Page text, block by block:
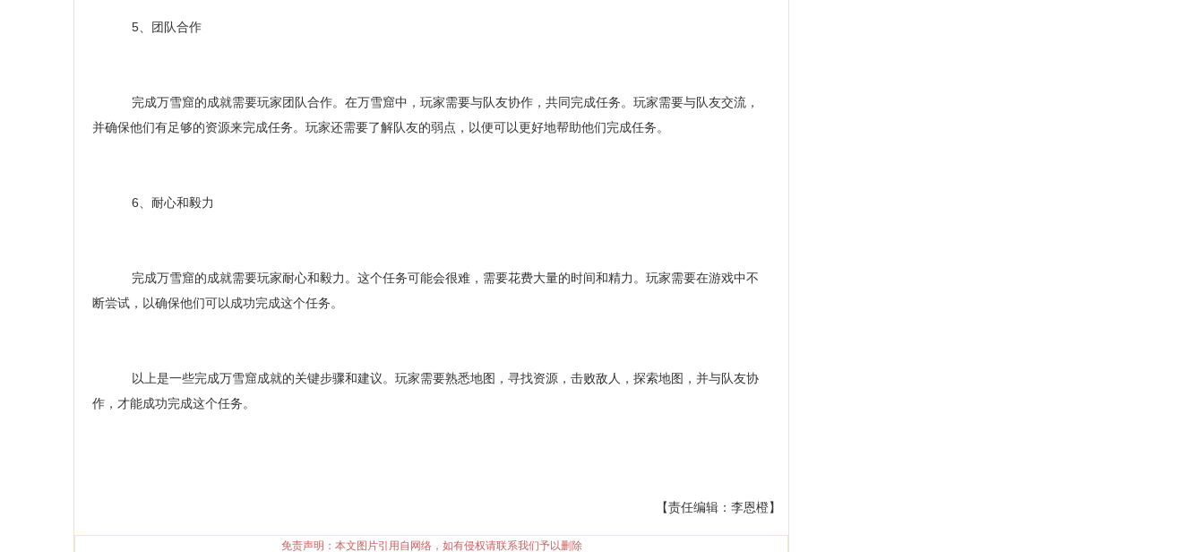
5、团队合作
完成万雪窟的成就需要玩家团队合作。在万雪窟中，玩家需要与队友协作，共同完成任务。玩家需要与队友交流，
并确保他们有足够的资源来完成任务。玩家还需要了解队友的弱点，以便可以更好地帮助他们完成任务。
6、耐心和毅力
完成万雪窟的成就需要玩家耐心和毅力。这个任务可能会很难，需要花费大量的时间和精力。玩家需要在游戏中不
断尝试，以确保他们可以成功完成这个任务。
以上是一些完成万雪窟成就的关键步骤和建议。玩家需要熟悉地图，寻找资源，击败敌人，探索地图，并与队友协
作，才能成功完成这个任务。
【责任编辑：李恩橙】
免责声明：本文图片引用自网络，如有侵权请联系我们予以删除